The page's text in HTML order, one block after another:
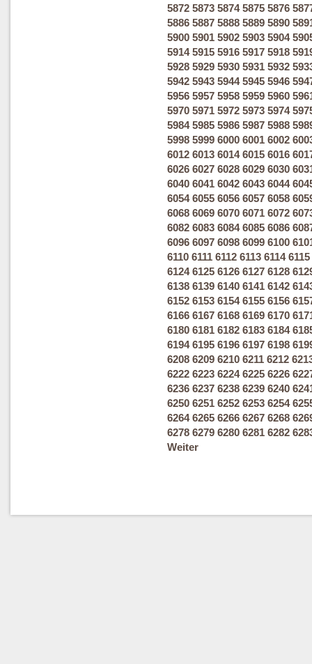
5872 5873 5874 5875 5876
5886 5887 5888 5889 5890
5900 5901 5902 5903 5904
5914 5915 5916 5917 5918
5928 5929 5930 5931 5932
5942 5943 5944 5945 5946
5956 5957 5958 5959 5960
5970 5971 5972 5973 5974
5984 5985 5986 5987 5988
5998 5999 6000 6001 6002
6012 6013 6014 6015 6016
6026 6027 6028 6029 6030
6040 6041 6042 6043 6044
6054 6055 6056 6057 6058
6068 6069 6070 6071 6072
6082 6083 6084 6085 6086
6096 6097 6098 6099 6100
6110 6111 6112 6113 6114 6115
6124 6125 6126 6127 6128
6138 6139 6140 6141 6142
6152 6153 6154 6155 6156
6166 6167 6168 6169 6170
6180 6181 6182 6183 6184
6194 6195 6196 6197 6198
6208 6209 6210 6211 6212
6222 6223 6224 6225 6226
6236 6237 6238 6239 6240
6250 6251 6252 6253 6254
6264 6265 6266 6267 6268
6278 6279 6280 6281 6282
Weiter